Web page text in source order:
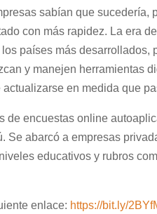
sabían que sucedería,
con más rapidez. La era
países más desarrollados,
y manejen herramientas
en medida que
de encuestas online
Se abarcó a empresas
educativos y rubros
enlace: https://bit.ly/